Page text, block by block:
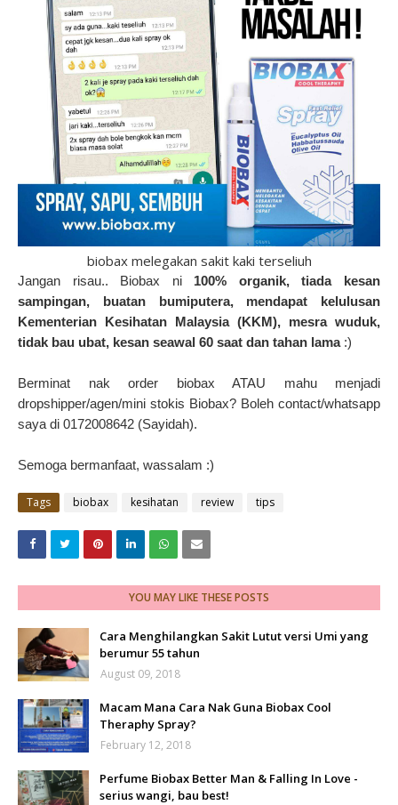
biobax melegakan sakit kaki terseliuh
Jangan risau.. Biobax ni 100% organik, tiada kesan
sampingan, buatan bumiputera, mendapat kelulusan
Kementerian Kesihatan Malaysia (KKM), mesra wuduk,
tidak bau ubat, kesan seawal 60 saat dan tahan lama:)
Berminat nak order biobax ATAU mahu menjadi
dropshipper/agen/mini stokis Biobax? Boleh contact/whatsapp
saya di 0172008642 (Sayidah).
Semoga bermanfaat, wassalam :)
Tags biobax kesihatan review tips
YOU MAY LIKE THESE POSTS
Cara Menghilangkan Sakit Lutut versi Umi yang
berumur 55 tahun
August 09, 2018
Macam Mana Cara Nak Guna Biobax Cool
Theraphy Spray?
February 12, 2018
Perfume Biobax Better Man & Falling In Love -
serius wangi, bau best!